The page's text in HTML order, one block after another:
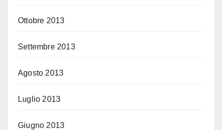
Ottobre 2013
Settembre 2013
Agosto 2013
Luglio 2013
Giugno 2013